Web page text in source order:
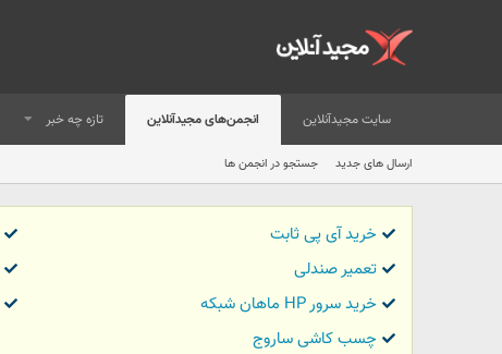
سایت مجیدآنلاین انجمن‌های مجیدآنلاین تازه چه خبر
ارسال های جدید جستجو در انجمن ها
خرید آی پی ثابت
تعمیر صندلی
خرید سرور HP ماهان شبکه
چسب کاشی ساروج